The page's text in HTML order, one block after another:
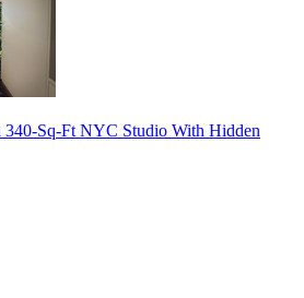
Sq-Ft NYC Studio With Hidden